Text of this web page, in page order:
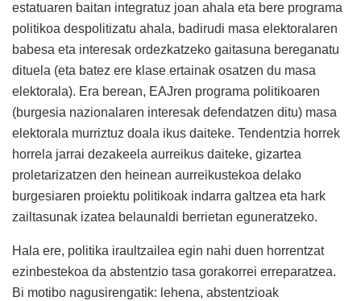
estatuaren baitan integratuz joan ahala eta bere programa
politikoa despolitizatu ahala, badirudi masa elektoralaren
babesa eta interesak ordezkatzeko gaitasuna bereganatu
dituela (eta batez ere klase ertainak osatzen du masa
elektorala). Era berean, EAJren programa politikoaren
(burgesia nazionalaren interesak defendatzen ditu) masa
elektorala murriztuz doala ikus daiteke. Tendentzia horrek
horrela jarrai dezakeela aurreikus daiteke, gizartea
proletarizatzen den heinean aurreikustekoa delako
burgesiaren proiektu politikoak indarra galtzea eta hark
zailtasunak izatea belaunaldi berrietan eguneratzeko.
Hala ere, politika iraultzailea egin nahi duen horrentzat
ezinbestekoa da abstentzio tasa gorakorrei erreparatzea.
Bi motibo nagusirengatik: lehena, abstentzioak